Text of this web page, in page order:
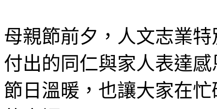
母親節前夕，人文志業
付出的同仁與家人表達
節日溫暖，也讓大家在